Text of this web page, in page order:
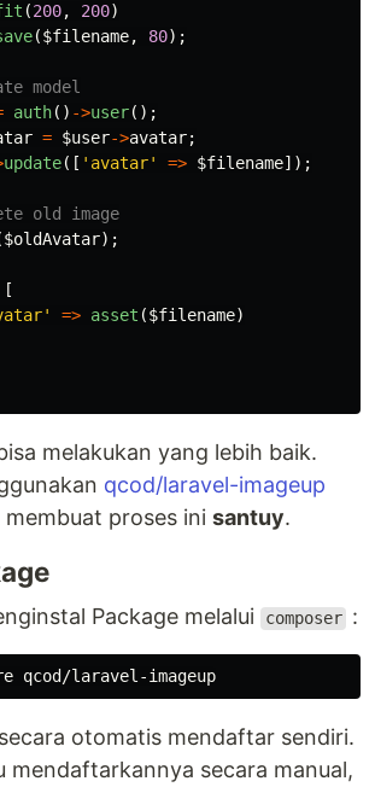
(200, 200)
($filename, 80);
model
auth() ->user();
= $user->avatar;
update([ 'avatar' => $filename]);
old image
$oldAvatar);
[
=> asset ($filename)
melakukan yang lebih baik.
qcod/laravel-imageup
proses ini santuy.
Package melalui composer :
otomatis mendaftar sendiri.
mendaftarkannya secara manual,